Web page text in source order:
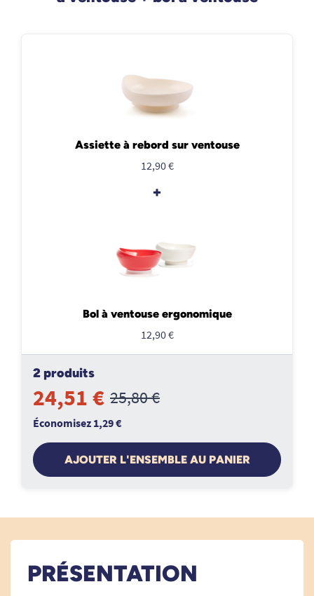
Assiette à rebord sur ventouse
12,90 €
+
Bol à ventouse ergonomique
12,90 €
2 produits
24,51 € 25,80 €
Économisez 1,29 €
AJOUTER L'ENSEMBLE AU PANIER
PRÉSENTATION